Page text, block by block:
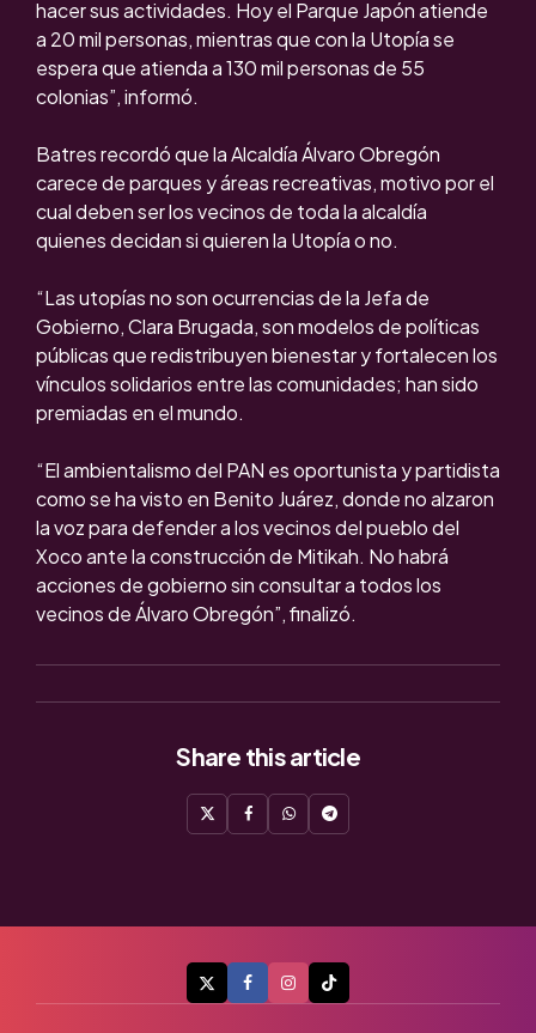
hacer sus actividades. Hoy el Parque Japón atiende
a 20 mil personas, mientras que con la Utopía se
espera que atienda a 130 mil personas de 55
colonias”, informó.
Batres recordó que la Alcaldía Álvaro Obregón
carece de parques y áreas recreativas, motivo por el
cual deben ser los vecinos de toda la alcaldía
quienes decidan si quieren la Utopía o no.
“Las utopías no son ocurrencias de la Jefa de
Gobierno, Clara Brugada, son modelos de políticas
públicas que redistribuyen bienestar y fortalecen los
vínculos solidarios entre las comunidades; han sido
premiadas en el mundo.
“El ambientalismo del PAN es oportunista y partidista
como se ha visto en Benito Juárez, donde no alzaron
la voz para defender a los vecinos del pueblo del
Xoco ante la construcción de Mitikah. No habrá
acciones de gobierno sin consultar a todos los
vecinos de Álvaro Obregón”, finalizó.
Share this article